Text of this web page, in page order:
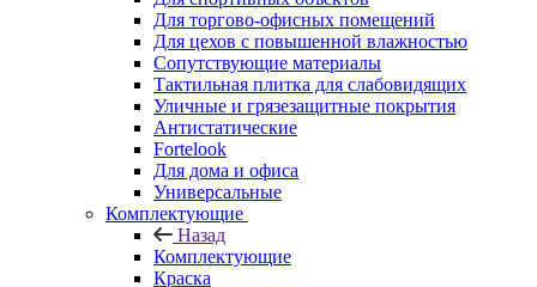
Для торгово-офисных помещений
Для цехов с повышенной влажностью
Сопутствующие материалы
Тактильная плитка для слабовидящих
Уличные и грязезащитные покрытия
Антистатические
Fortelook
Для дома и офиса
Универсальные
Комплектующие
Назад
Комплектующие
Краска